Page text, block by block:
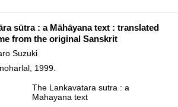
sūtra : a Māhāyana text : translated
from the original Sanskrit
Suzuki
1999.
The Lankavatara sutra : a
Mahayana text